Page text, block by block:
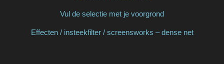
Vul de selectie met je voorgrond
Effecten / insteekfilter / screensworks – dense net